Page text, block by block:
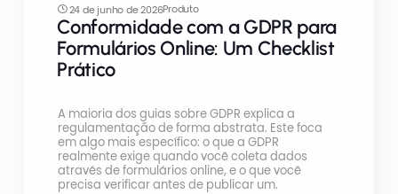
24 de junho de 2026Produto
Conformidade com a GDPR para
Formulários Online: Um Checklist
Prático
A maioria dos guias sobre GDPR explica a
regulamentação de forma abstrata. Este foca
em algo mais específico: o que a GDPR
realmente exige quando você coleta dados
através de formulários online, e o que você
precisa verificar antes de publicar um.